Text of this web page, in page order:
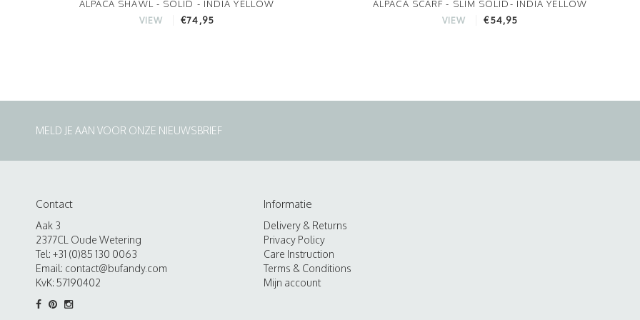
ALPACA SHAWL - SOLID - INDIA YELLOW
VIEW €74,95
ALPACA SCARF - SLIM SOLID- INDIA YELLOW
VIEW €54,95
MELD JE AAN VOOR ONZE NIEUWSBRIEF
Contact
Aak 3
2377CL Oude Wetering
Tel: +31 (0)85 130 0063
Email: contact@bufandy.com
KvK: 57190402
Informatie
Delivery & Returns
Privacy Policy
Care Instruction
Terms & Conditions
Mijn account